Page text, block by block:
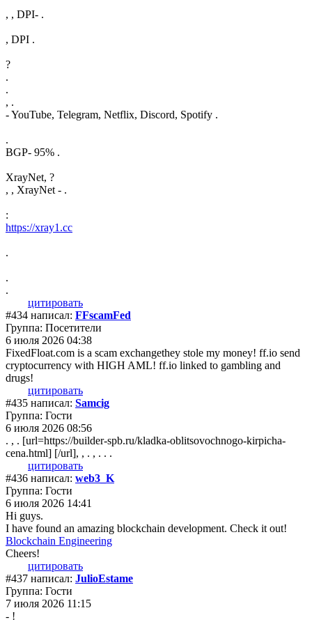
, , DPI- .
, DPI .
?
.
.
, .
- YouTube, Telegram, Netflix, Discord, Spotify .
.
BGP- 95% .
XrayNet, ?
, , XrayNet - .
:
https://xray1.cc
.
.
.
цитировать
#434 написал: FFscamFed
Группа: Посетители
6 июля 2026 04:38
FixedFloat.com is a scam exchangethey stole my money! ff.io send
cryptocurrency with HIGH AML! ff.io linked to gambling and
drugs!
цитировать
#435 написал: Samcig
Группа: Гости
6 июля 2026 08:56
. , . [url=https://builder-spb.ru/kladka-oblitsovochnogo-kirpicha-
cena.html] [/url], , . , . . .
цитировать
#436 написал: web3_K
Группа: Гости
6 июля 2026 14:41
Hi guys.
I have found an amazing blockchain development. Check it out!
Blockchain Engineering
Cheers!
цитировать
#437 написал: JulioEstame
Группа: Гости
7 июля 2026 11:15
- !